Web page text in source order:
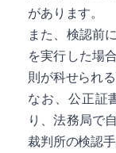
があります。
また、検認前
を実行した場
則が科せられ
なお、公正証
り、法務局で
裁判所の検認